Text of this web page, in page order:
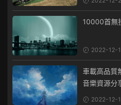
10000首無
2022-12-
車載高品質
音樂資源分
2022-12-